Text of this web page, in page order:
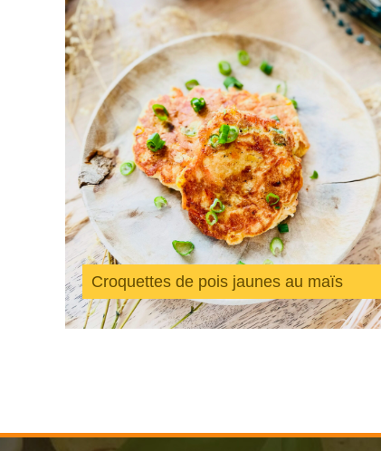
Croquettes de pois jaunes au maïs